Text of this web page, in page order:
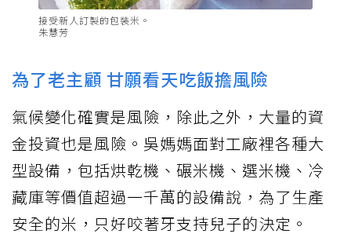
接受新人訂製的包裝米。
朱慧芳
為了老主顧 甘願看天吃飯擔風險
氣候變化確實是風險，除此之外，大量的資
金投資也是風險。吳媽媽面對工廠裡各種大
型設備，包括烘乾機、碾米機、選米機、冷
藏庫等價值超過一千萬的設備說，為了生產
安全的米，只好咬著牙支持兒子的決定。